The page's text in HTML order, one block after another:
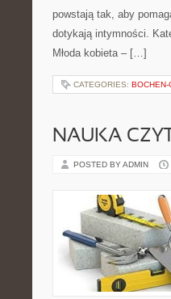
powstają tak, aby
dotykają intymności.
Młoda kobieta – […]
CATEGORIES: BOCHEN-
NAUKA
POSTED BY ADMIN